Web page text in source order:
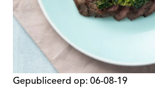
Gepubliceerd op: 06-08-19